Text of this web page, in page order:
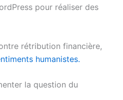
pour réaliser des
rétribution financière,
humanistes.
la question du